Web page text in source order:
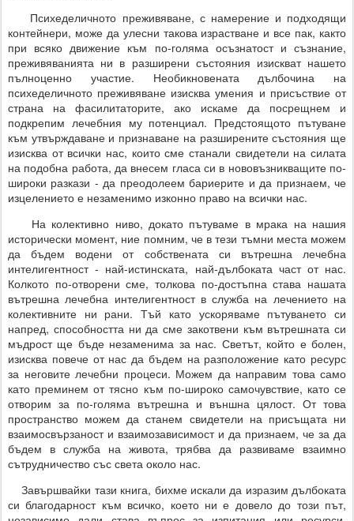
Психеделичното преживяване, с намерение и подходящи
контейнери, може да улесни такова израстване и все пак, както
при всяко движение към по-голяма осъзнатост и съзнание,
преживяванията ни в разширени състояния изискват нашето
пълноценно участие. Необикновената дълбочина на
психеделичното преживяване изисква умения и присъствие от
страна на фасилитаторите, ако искаме да посрещнем и
подкрепим лечебния му потенциал. Предстоящото пътуване
към утвърждаване и признаване на разширените състояния ще
изисква от всички нас, които сме станали свидетели на силата
на подобна работа, да внесем гласа си в нововъзникващите по-
широки разкази - да преодолеем бариерите и да признаем, че
изцелението е незаменимо изконно право на всички нас.
На колективно ниво, докато пътуваме в мрака на нашия
исторически момент, ние помним, че в тези тъмни места можем
да бъдем водени от собствената си вътрешна лечебна
интелигентност - най-истинската, най-дълбоката част от нас.
Колкото по-отворени сме, толкова по-достъпна става нашата
вътрешна лечебна интелигентност в служба на лечението на
колективните ни рани. Тъй като ускоряваме пътуването си
напред, способността ни да сме закотвени към вътрешната си
мъдрост ще бъде незаменима за нас. Светът, който е болен,
изисква повече от нас да бъдем на разположение като ресурс
за неговите лечебни процеси. Можем да направим това само
като преминем от тясно към по-широко самочувствие, като се
отворим за по-голяма вътрешна и външна цялост. От това
пространство можем да станем свидетели на присъщата ни
взаимосвързаност и взаимозависимост и да признаем, че за да
бъдем в служба на живота, трябва да развиваме взаимно
сътрудничество със света около нас.
Завършвайки тази книга, бихме искали да изразим дълбоката
си благодарност към всичко, което ни е довело до този път,